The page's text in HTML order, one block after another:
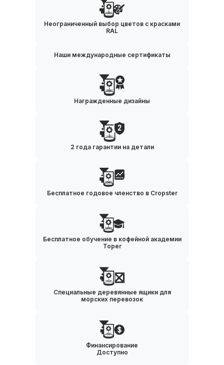
Неограниченный выбор цветов с красками
RAL
Наши международные сертификаты
Награжденные дизайны
2 года гарантии на детали
Бесплатное годовое членство в Cropster
Бесплатное обучение в кофейной академии
Toper
Специальные деревянные ящики для
морских перевозок
Финансирование
Доступно